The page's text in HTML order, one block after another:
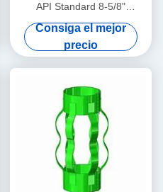
API Standard 8-5/8"
10.16mm L80 Diseñado
para restringir el
desplazamiento de
centralizadores de tubería
en operaciones de petróleo
y gas
Consiga el mejor
precio